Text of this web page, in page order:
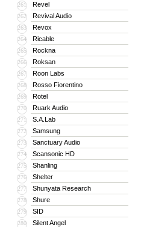
261 Revel
262 Revival Audio
263 Revox
264 Ricable
265 Rockna
266 Roksan
267 Roon Labs
268 Rosso Fiorentino
269 Rotel
270 Ruark Audio
271 S.A.Lab
272 Samsung
273 Sanctuary Audio
274 Scansonic HD
275 Shanling
276 Shelter
277 Shunyata Research
278 Shure
279 SID
280 Silent Angel